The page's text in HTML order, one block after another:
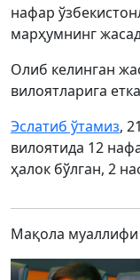
нафар
марҳумнинг
Олиб келинган
вилоятларига
Эслатиб ўтамиз,
вилоятида 12
ҳалок бўлган, 2
Мақола муаллифи